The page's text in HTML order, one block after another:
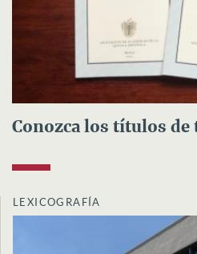
Conozca los títulos de
LEXICOGRAFÍA